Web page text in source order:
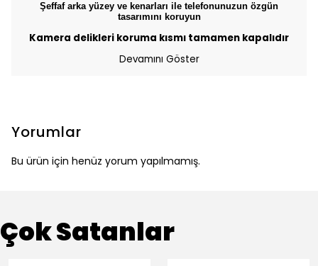
Şeffaf arka yüzey ve kenarları ile telefonunuzun özgün
tasarımını koruyun
Kamera delikleri koruma kısmı tamamen kapalıdır
Devamını Göster
Yorumlar
Bu ürün için henüz yorum yapılmamış.
Çok Satanlar